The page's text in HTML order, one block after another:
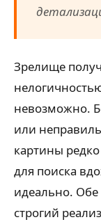
Зрелище
невозможно.
или
картины
для поиска
идеально.
строгий